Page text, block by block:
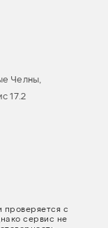
Челны,
17.2
проверяется с
сервис не